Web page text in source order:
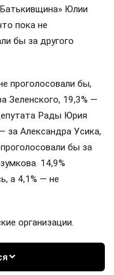
Юлии
пока не
бы за другого
проголосовали бы,
Зеленского, 19,3% —
Рады Юрия
за Александра Усика,
бы за
14,9%
а 4,1% — не
организации.